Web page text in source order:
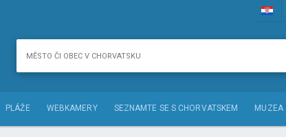
PLÁŽE WEBKAMERY SEZNAMTE SE S CHORVATSKEM MUZEA